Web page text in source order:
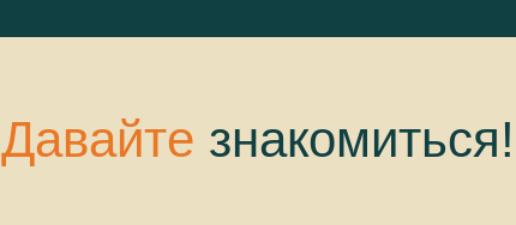
Давайте знакомиться!